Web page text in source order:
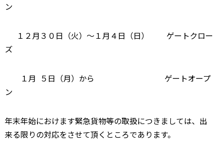
ン
１２月３０日（火）～１月４日（日） ゲートクロー
ズ
１月 ５日（月）から ゲートオープ
ン
年末年始におけます緊急貨物等の取扱につきましては、出
来る限りの対応をさせて頂くところであります。